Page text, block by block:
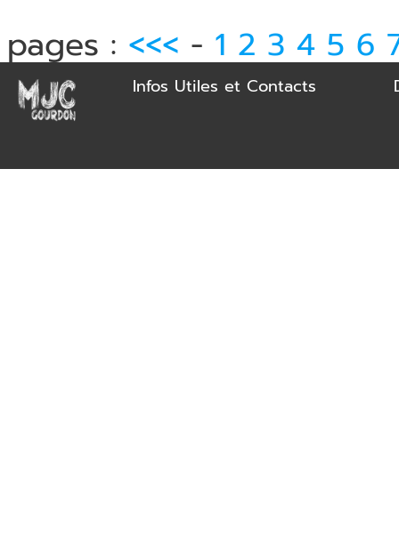
pages : <<< - 1 2 3 4 5 6
Infos Utiles et Contacts